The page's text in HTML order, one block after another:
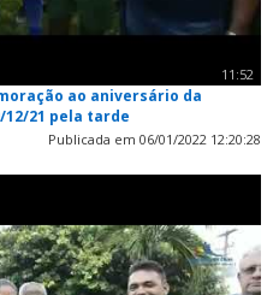
11:52
ao aniversário da
12/21 pela tarde
Publicada em 06/01/2022 12:20:28